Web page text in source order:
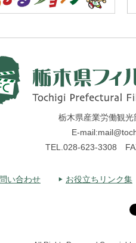
栃木県産業労働観光
E-
TEL.028-623-3308
い合わせ お役立ちリンク集